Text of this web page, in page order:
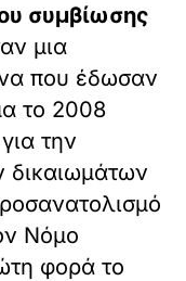
συμβίωσης
μια
που έδωσαν
το 2008
την
δικαιωμάτων
Νόμο
φορά το